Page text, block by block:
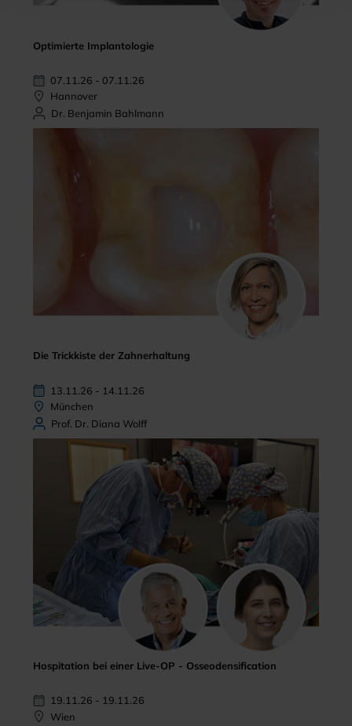
Optimierte Implantologie
07.11.26 - 07.11.26
Hannover
Dr. Benjamin Bahlmann
Die Trickkiste der Zahnerhaltung
13.11.26 - 14.11.26
München
Prof. Dr. Diana Wolff
Hospitation bei einer Live-OP - Osseodensification
19.11.26 - 19.11.26
Wien